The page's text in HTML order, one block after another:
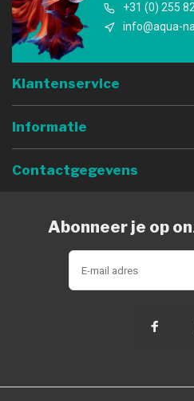
+31 (0) 255
info@aqua-
Klantenservice
Informatie
Contactgegevens
Abonneer je op